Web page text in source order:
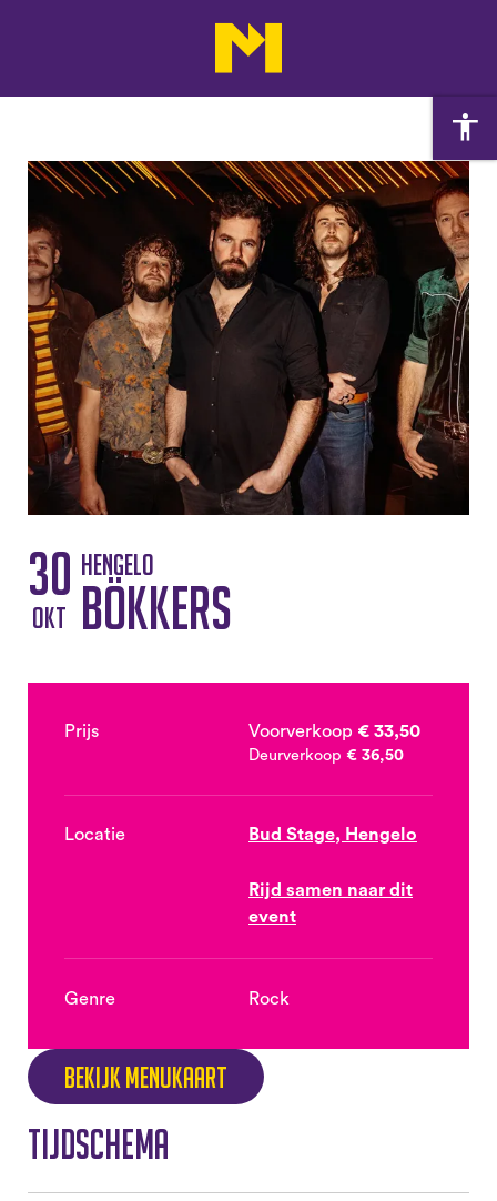
30
okt
Hengelo
Bökkers
Prijs Voorverkoop € 33,50
Deurverkoop € 36,50
Locatie Bud Stage, Hengelo
Rijd samen naar dit
event
Genre Rock
Bekijk menukaart
Tijdschema